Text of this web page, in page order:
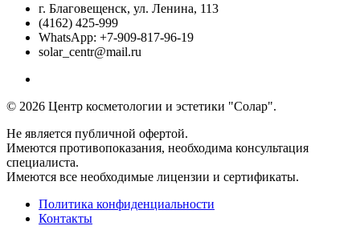
г. Благовещенск, ул. Ленина, 113
(4162) 425-999
WhatsApp: +7-909-817-96-19
solar_centr@mail.ru
© 2026 Центр косметологии и эстетики "Солар".
Не является публичной офертой.
Имеются противопоказания, необходима консультация
специалиста.
Имеются все необходимые лицензии и сертификаты.
Политика конфиденциальности
Контакты